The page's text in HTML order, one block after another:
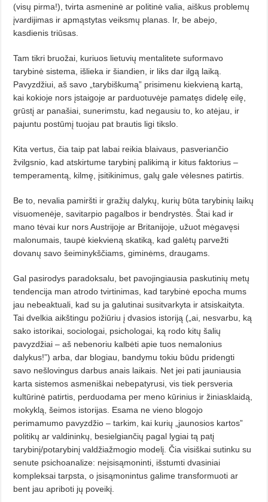
(visų pirma!), tvirta asmeninė ar politinė valia, aiškus problemų
įvardijimas ir apmąstytas veiksmų planas. Ir, be abejo,
kasdienis triūsas.
Tam tikri bruožai, kuriuos lietuvių mentalitete suformavo
tarybinė sistema, išlieka ir šiandien, ir liks dar ilgą laiką.
Pavyzdžiui, aš savo „tarybiškumą” prisimenu kiekvieną kartą,
kai kokioje nors įstaigoje ar parduotuvėje pamatęs didelę eilę,
grūstį ar panašiai, sunerimstu, kad negausiu to, ko atėjau, ir
pajuntu postūmį tuojau pat brautis ligi tikslo.
Kita vertus, čia taip pat labai reikia blaivaus, pasveriančio
žvilgsnio, kad atskirtume tarybinį palikimą ir kitus faktorius –
temperamentą, kilmę, įsitikinimus, galų gale vėlesnes patirtis.
Be to, nevalia pamiršti ir gražių dalykų, kurių būta tarybinių laikų
visuomenėje, savitarpio pagalbos ir bendrystės. Štai kad ir
mano tėvai kur nors Austrijoje ar Britanijoje, užuot mėgavęsi
malonumais, taupė kiekvieną skatiką, kad galėtų parvežti
dovanų savo šeiminykščiams, giminėms, draugams.
Gal pasirodys paradoksalu, bet pavojingiausia paskutinių metų
tendencija man atrodo tvirtinimas, kad tarybinė epocha mums
jau nebeaktuali, kad su ja galutinai susitvarkyta ir atsiskaityta.
Tai dvelkia aikštingu požiūriu į dvasios istoriją („ai, nesvarbu, ką
sako istorikai, sociologai, psichologai, ką rodo kitų šalių
pavyzdžiai – aš nebenoriu kalbėti apie tuos nemalonius
dalykus!”) arba, dar blogiau, bandymu tokiu būdu pridengti
savo nešlovingus darbus anais laikais. Net jei pati jauniausia
karta sistemos asmeniškai nebepatyrusi, vis tiek persveria
kultūrinė patirtis, perduodama per meno kūrinius ir žiniasklaidą,
mokyklą, šeimos istorijas. Esama ne vieno blogojo
perimamumo pavyzdžio – tarkim, kai kurių „jaunosios kartos”
politikų ar valdininkų, besielgiančių pagal lygiai tą patį
tarybinį/potarybinį valdžiažmogio modelį. Čia visiškai sutinku su
senute psichoanalize: neįsisąmoninti, išstumti dvasiniai
kompleksai tarpsta, o įsisąmonintus galime transformuoti ar
bent jau apriboti jų poveikį.